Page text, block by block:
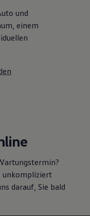
und
einem
unkompliziert
darauf, Sie bald